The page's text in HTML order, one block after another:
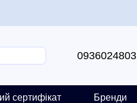
0936024803
сертифікат Бренди